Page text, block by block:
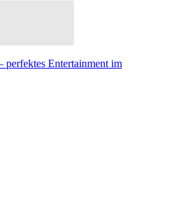
Entertainment im